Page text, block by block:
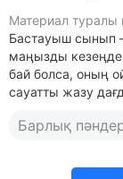
Материал туралы
Бастауыш сынып
маңызды
бай болса, оның
сауатты жазу
Барлық